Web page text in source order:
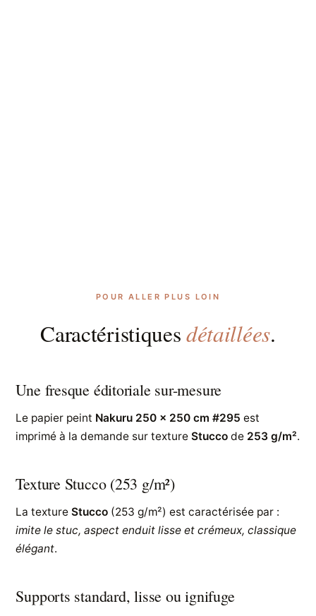
POUR ALLER PLUS LOIN
Caractéristiquesdétaillées.
Une fresque éditoriale sur-mesure
Le papier peint Nakuru 250 x 250 cm #295 est
imprimé à la demande sur textureStucco de 253 g/m².
Texture Stucco (253 g/m²)
La textureStucco (253 g/m²) est caractérisée par :
imite le stuc, aspect enduit lisse et crémeux, classique
élégant.
Supports standard, lisse ou ignifuge